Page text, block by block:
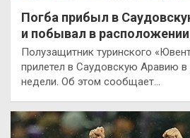
Погба прибыл в
и побывал в
Полузащитник туринского
прилетел в Саудовскую Аравию
недели. Об этом сообщает…